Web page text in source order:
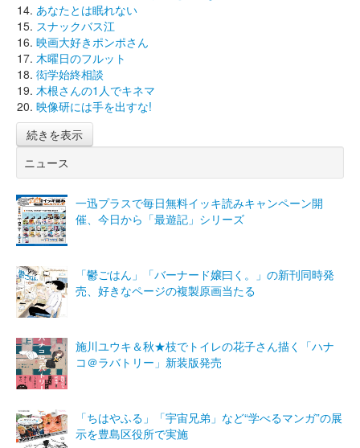
あなたとは眠れない
スナックバス江
映画大好きポンポさん
木曜日のフルット
衒学始終相談
木根さんの1人でキネマ
映像研には手を出すな!
続きを表示
ニュース
一迅プラスで毎日無料イッキ読みキャンペーン開
催、今日から「最遊記」シリーズ
「鬱ごはん」「バーナード嬢曰く。」の新刊同時発
売、好きなページの複製原画当たる
施川ユウキ＆秋★枝でトイレの花子さん描く「ハナ
コ＠ラバトリー」新装版発売
「ちはやふる」「宇宙兄弟」など“学べるマンガ”の展
示を豊島区役所で実施